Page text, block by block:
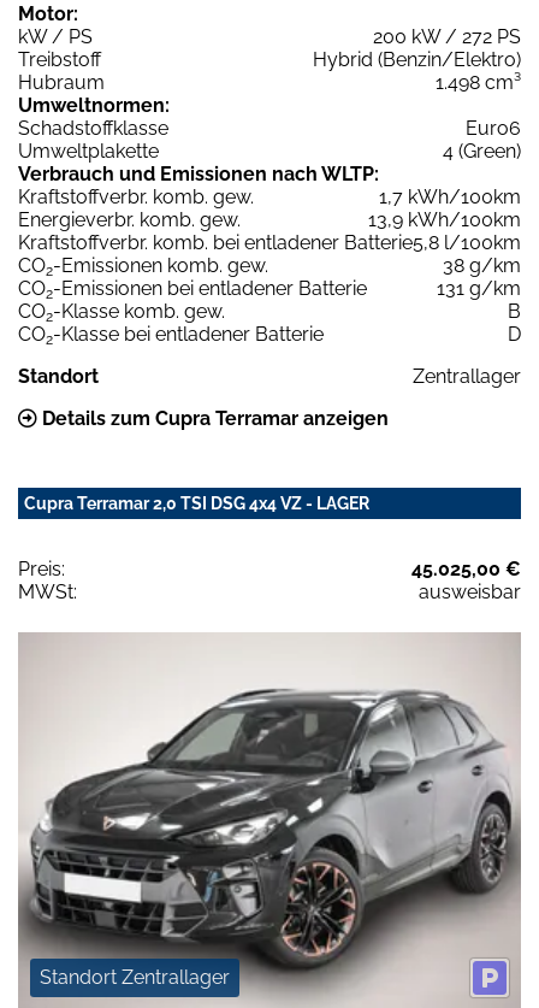
Motor:
kW / PS
200 kW / 272 PS
Treibstoff
Hybrid (Benzin/Elektro)
Hubraum
1.498 cm³
Umweltnormen:
Schadstoffklasse
Euro6
Umweltplakette
4 (Green)
Verbrauch und Emissionen nach WLTP:
Kraftstoffverbr. komb. gew.
1,7 kWh/100km
Energieverbr. komb. gew.
13,9 kWh/100km
Kraftstoffverbr. komb. bei entladener Batterie5,8 l/100km
CO2-Emissionen komb. gew.
38 g/km
CO2-Emissionen bei entladener Batterie
131 g/km
CO2-Klasse komb. gew.
B
CO2-Klasse bei entladener Batterie
D
Standort
Zentrallager
Details zum Cupra Terramar anzeigen
Cupra Terramar 2,0 TSI DSG 4x4 VZ - LAGER
Preis:
45.025,00 €
MWSt:
ausweisbar
Standort Zentrallager